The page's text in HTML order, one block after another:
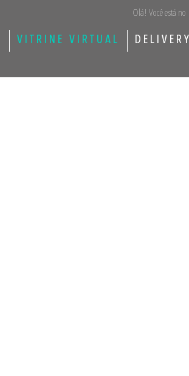
Olá! Você está no
VITRINE VIRTUAL DELIVERY